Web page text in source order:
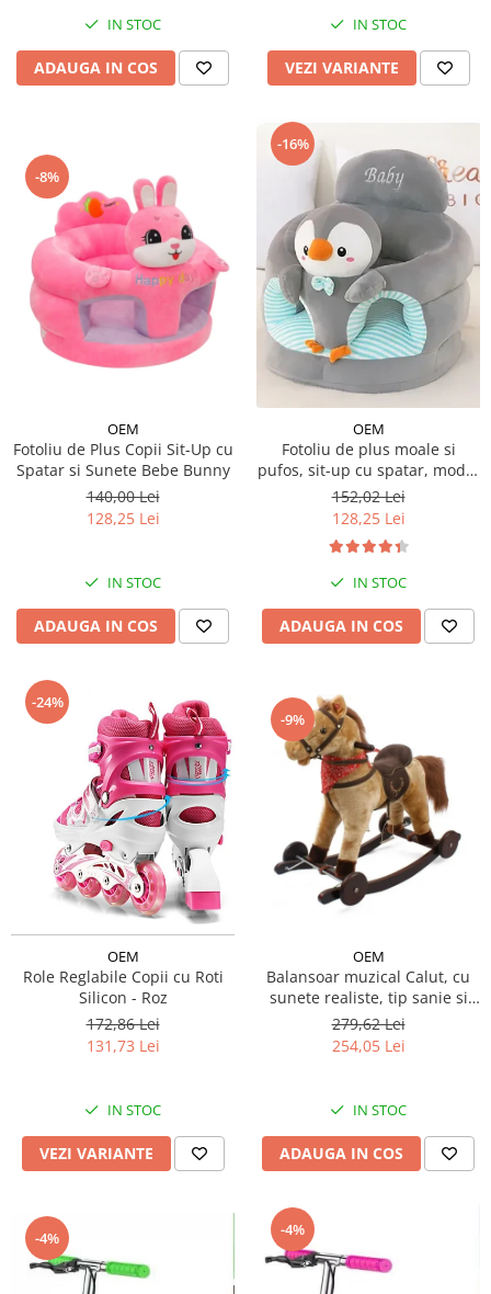
IN STOC
ADAUGA IN COS
IN STOC
VEZI VARIANTE
-8%
OEM
Fotoliu de Plus Copii Sit-Up cu
Spatar si Sunete Bebe Bunny
140,00 Lei
128,25 Lei
IN STOC
ADAUGA IN COS
-16%
OEM
Fotoliu de plus moale si
pufos, sit-up cu spatar, model
animalute
152,02 Lei
128,25 Lei
IN STOC
ADAUGA IN COS
-24%
OEM
Role Reglabile Copii cu Roti
Silicon - Roz
172,86 Lei
131,73 Lei
IN STOC
VEZI VARIANTE
-9%
OEM
Balansoar muzical Calut, cu
sunete realiste, tip sanie si
roti - Crem
279,62 Lei
254,05 Lei
IN STOC
ADAUGA IN COS
-4% -4%